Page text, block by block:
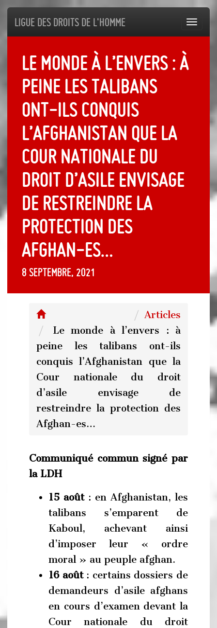
Ligue des droits de l'Homme
Le monde à l’envers : à
peine les talibans
ont-ils conquis
l’Afghanistan que la
Cour nationale du
droit d’asile envisage
de restreindre la
protection des
Afghan-es…
8 septembre, 2021
Articles
Le monde à l’envers : à
peine les talibans ont-ils
conquis l’Afghanistan que la
Cour nationale du droit
d’asile envisage de
restreindre la protection des
Afghan-es…
Communiqué commun signé par
la LDH
15 août: en Afghanistan, les
talibans s’emparent de
Kaboul, achevant ainsi
d’imposer leur « ordre
moral » au peuple afghan.
16 août : certains dossiers de
demandeurs d’asile afghans
en cours d’examen devant la
Cour nationale du droit